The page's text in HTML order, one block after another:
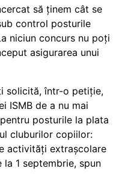
să ținem cât se
control posturile
niciun concurs nu poți
asigurarea unui
solicită, într-o petiție,
ISMB de a nu mai
posturile la plata
cluburilor copiilor:
activități extrașcolare
1 septembrie, spun